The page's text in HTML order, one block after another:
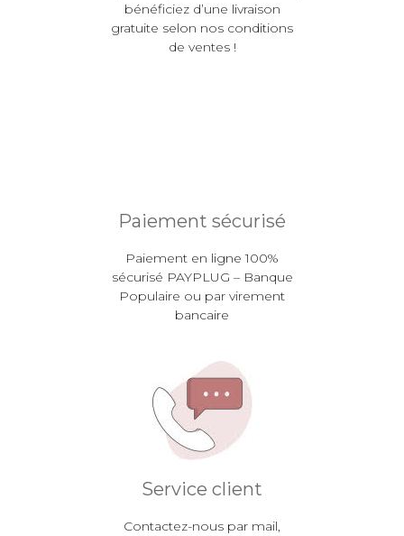
bénéficiez d’une livraison
gratuite selon nos conditions
de ventes !
Paiement sécurisé
Paiement en ligne 100%
sécurisé PAYPLUG – Banque
Populaire ou par virement
bancaire
Service client
Contactez-nous par mail,